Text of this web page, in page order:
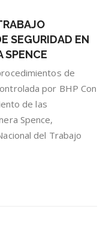
TRABAJO
DE
SEGURIDAD
MINERA
SEGURIDAD EN
SPENCE
de
por BHP Con
de las
Spence,
del Trabajo